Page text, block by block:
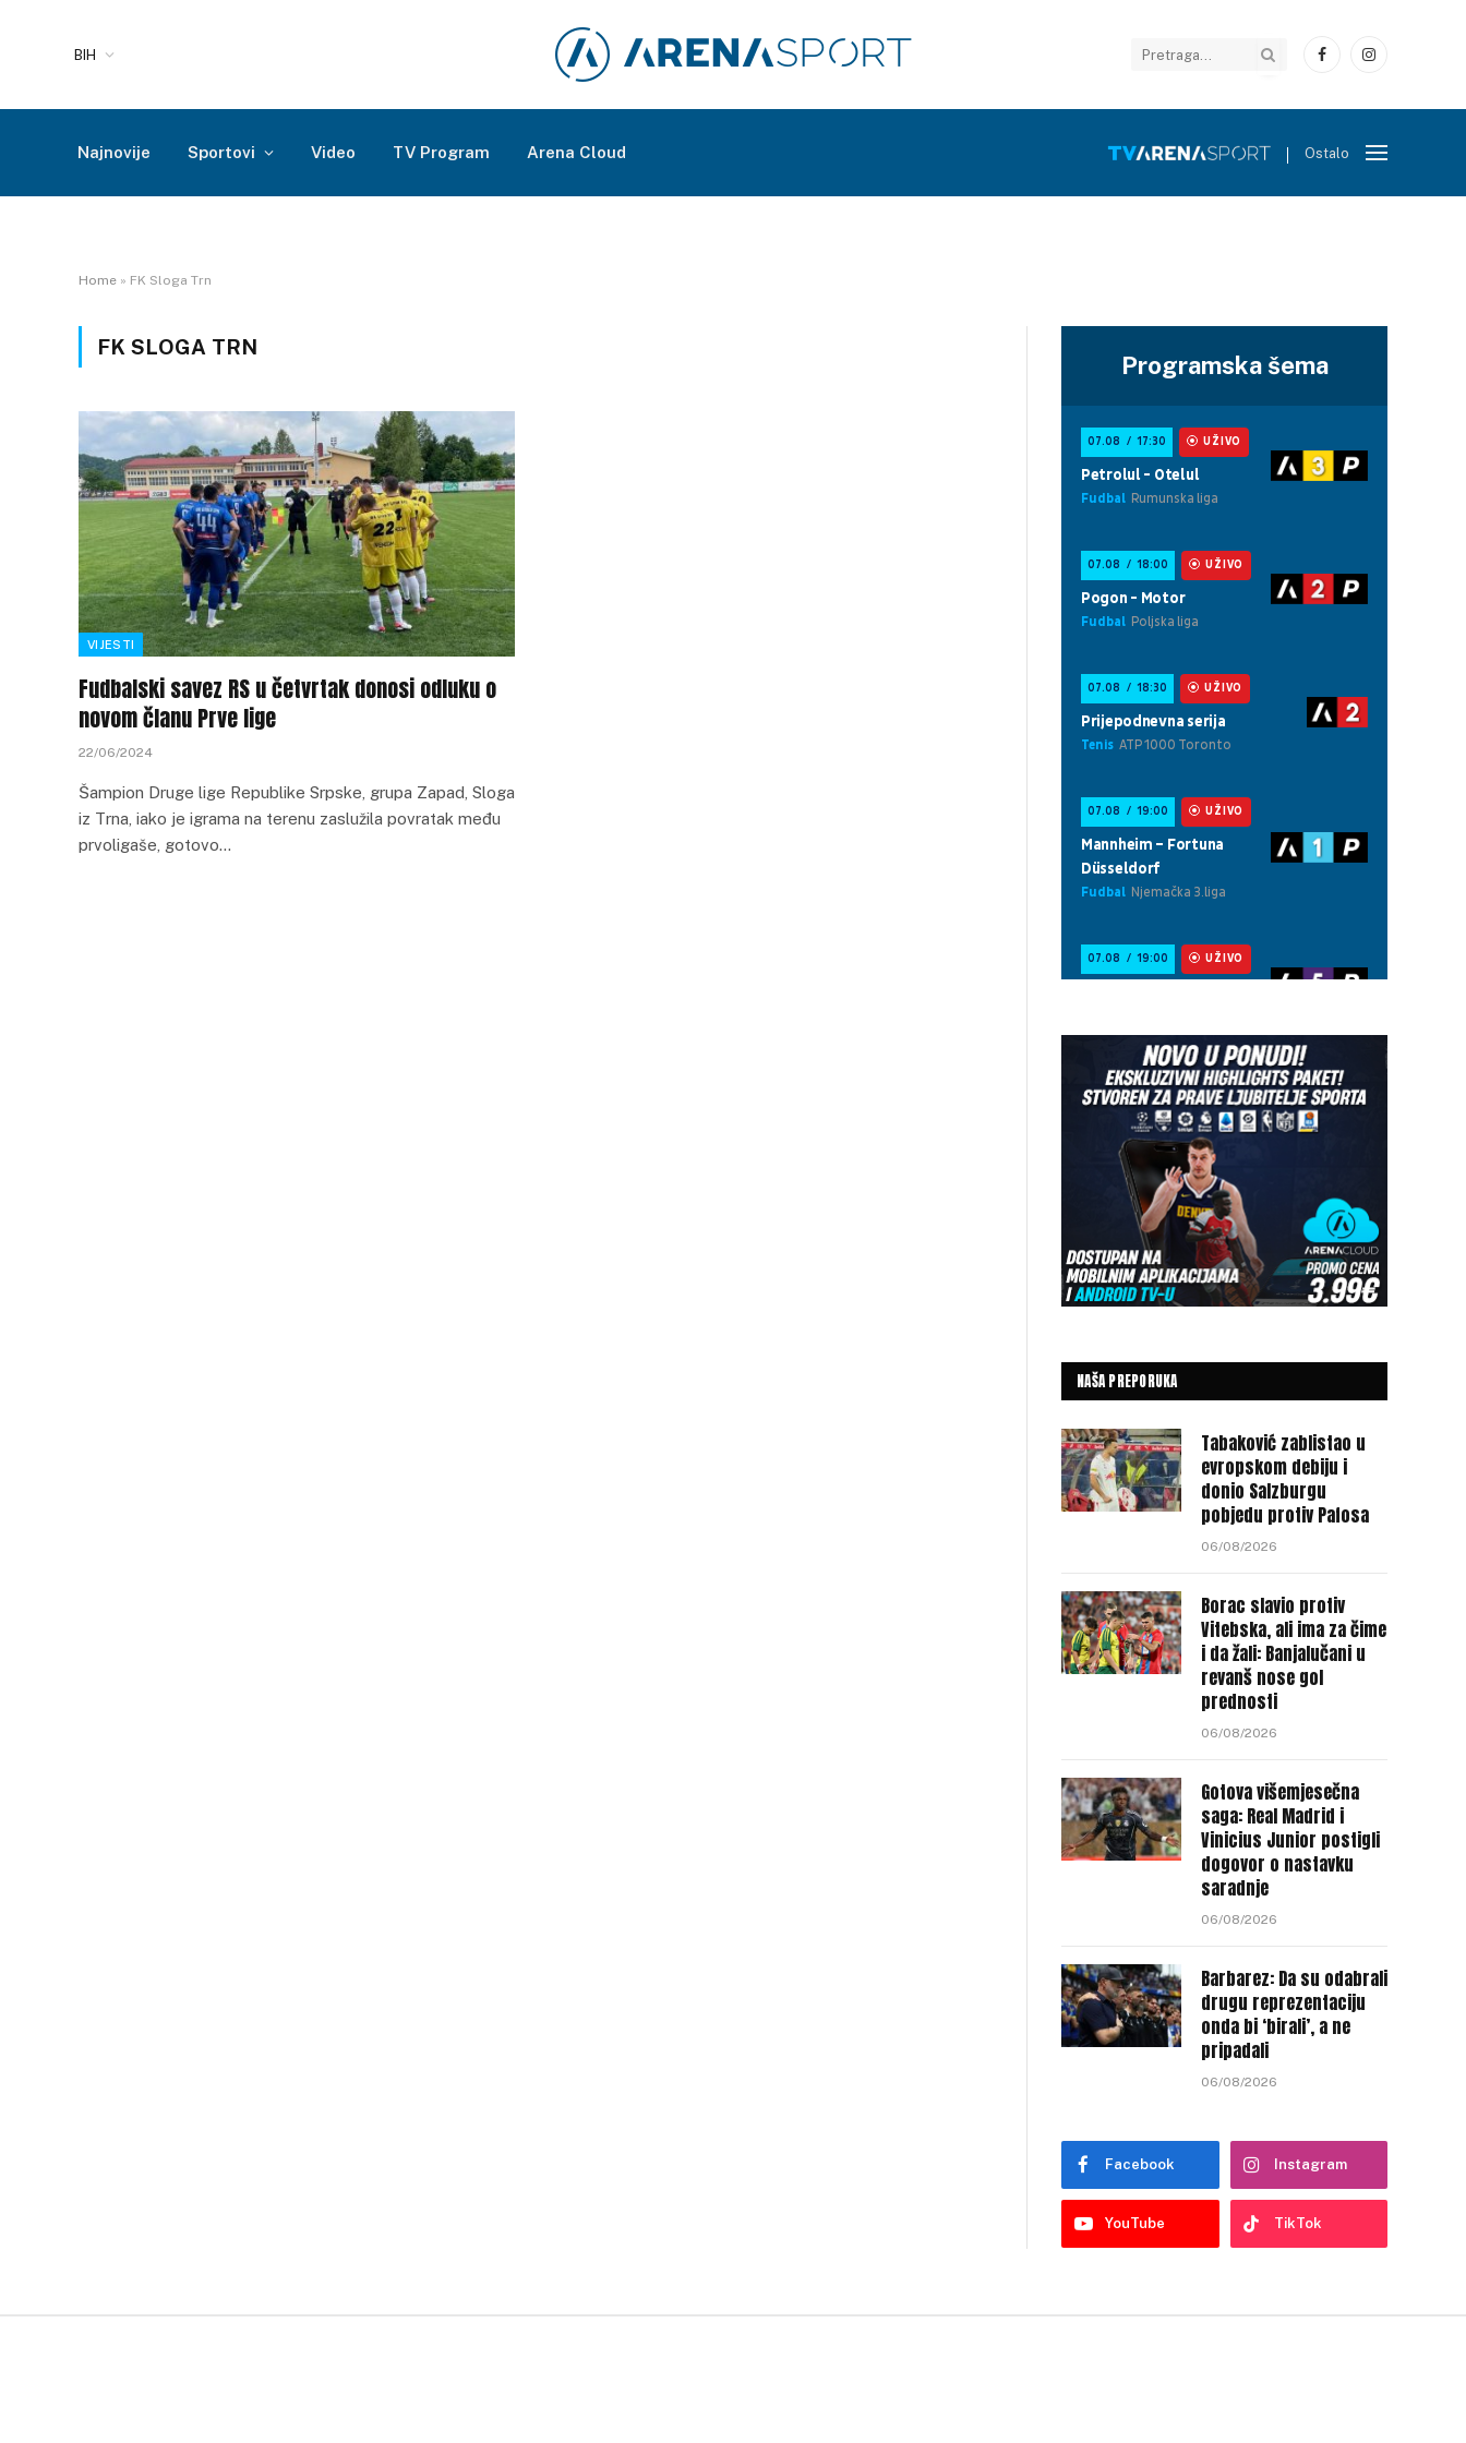
BIH
FacebookInstagram
Najnovije Sportovi Video TV Program Arena Cloud Ostalo
Home » FK Sloga Trn
FK SLOGA TRN
VIJESTI
Fudbalski savez RS u četvrtak donosi odluku o
novom članu Prve lige
22/06/2024
Šampion Druge lige Republike Srpske, grupa Zapad, Sloga
iz Trna, iako je igrama na terenu zaslužila povratak među
prvoligaše, gotovo…
Programska šema
NAŠA PREPORUKA
Tabaković zablistao u
evropskom debiju i
donio Salzburgu
pobjedu protiv Pafosa
06/08/2026
Borac slavio protiv
Vitebska, ali ima za čime
i da žali: Banjalučani u
revanš nose gol
prednosti
06/08/2026
Gotova višemjesečna
saga: Real Madrid i
Vinicius Junior postigli
dogovor o nastavku
saradnje
06/08/2026
Barbarez: Da su odabrali
drugu reprezentaciju
onda bi ‘birali’, a ne
pripadali
06/08/2026
Facebook Instagram
YouTube TikTok